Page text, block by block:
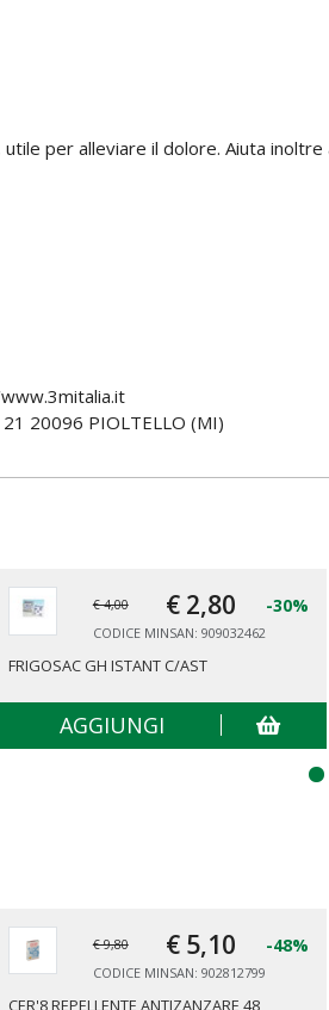
per alleviare il dolore. Aiuta
21 20096 PIOLTELLO (MI)
€ 4,00 € 2,80 -30%
CODICE MINSAN: 909032462
FRIGOSAC GH ISTANT C/AST
AGGIUNGI
€ 9,80 € 5,10 -48%
CODICE MINSAN: 902812799
CER'8 REPELLENTE ANTIZANZARE 48